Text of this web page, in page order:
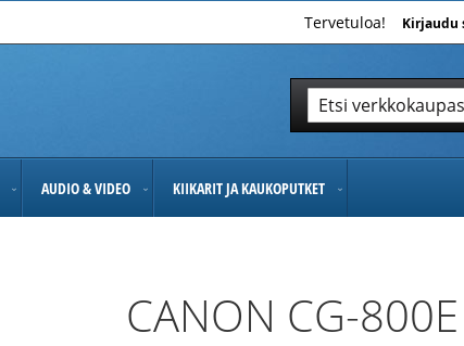
Tervetuloa! Kirjaudu
Hae
AUDIO & VIDEO KIIKARIT JA KAUKOPUTKET
CANON CG-